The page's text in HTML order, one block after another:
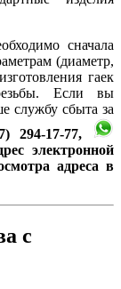
сначала
(диаметр,
гаек
Если вы
службу сбыта за
294-17-77,
электронной
адреса в
с